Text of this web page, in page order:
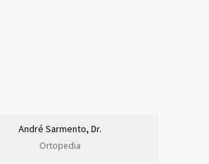
André Sarmento, Dr.
Ortopedia